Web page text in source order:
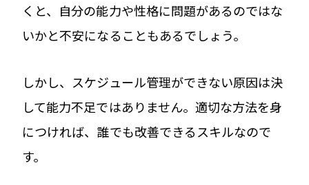
くと、自分の能力や性格に問題があるのではな
いかと不安になることもあるでしょう。
しかし、スケジュール管理ができない原因は決
して能力不足ではありません。適切な方法を身
につければ、誰でも改善できるスキルなので
す。